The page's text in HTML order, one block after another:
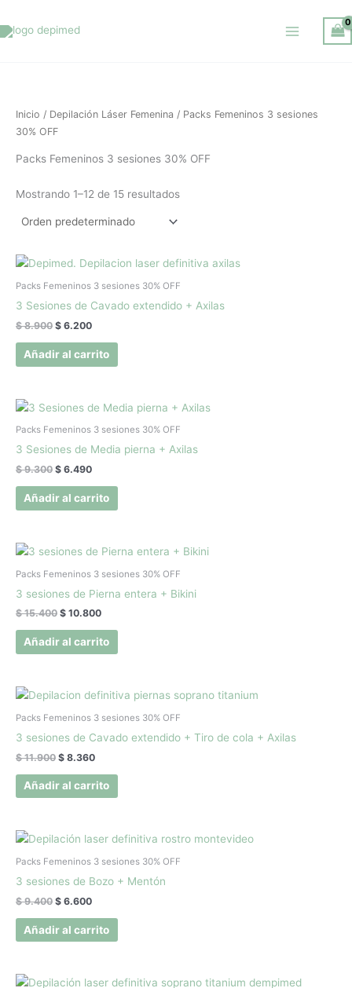
al
Inicio / Depilación Láser Femenina / Packs Femeninos 3 sesiones
30% OFF
Packs Femeninos 3 sesiones 30% OFF
Mostrando 1–12 de 15 resultados
Packs Femeninos 3 sesiones 30% OFF
3 Sesiones de Cavado extendido + Axilas
$8.900
El
original
$ 8.900.
$ 6.200
El
precio
actual
$ 6.200.
Añadir al carrito
Packs Femeninos 3 sesiones 30% OFF
3 Sesiones de Media pierna + Axilas
$9.300
El
original
$ 9.300.
$ 6.490
El
actual
$ 6.490.
Añadir al carrito
Packs Femeninos 3 sesiones 30% OFF
3 sesiones de Pierna entera + Bikini
$15.400
El
original
$ 15.400.
$ 10.800
El
actual
$ 10.800.
Añadir al carrito
Packs Femeninos 3 sesiones 30% OFF
3 sesiones de Cavado extendido + Tiro de cola + Axilas
$11.900
El
original
$ 11.900.
$ 8.360
El
actual
$ 8.360.
Añadir al carrito
Packs Femeninos 3 sesiones 30% OFF
3 sesiones de Bozo + Mentón
$9.400
El
original
$ 9.400.
$ 6.600
El
actual
$ 6.600.
Añadir al carrito
El
El